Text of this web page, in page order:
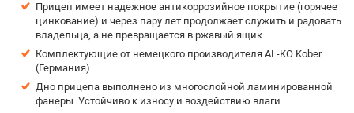
Прицеп имеет надежное антикоррозийное покрытие (горячее
цинкование) и через пару лет продолжает служить и радовать
владельца, а не превращается в ржавый ящик
Комплектующие от немецкого производителя AL-KO Kober
(Германия)
Дно прицепа выполнено из многослойной ламинированной
фанеры. Устойчиво к износу и воздействию влаги